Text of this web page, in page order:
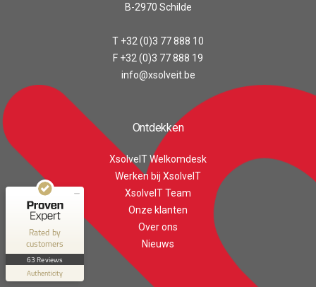
B-2970 Schilde
T +32 (0)3 77 888 10
F +32 (0)3 77 888 19
info@xsolveit.be
Ontdekken
XsolveIT Welkomdesk
Werken bij XsolveIT
XsolveIT Team
Onze klanten
Over ons
Nieuws
Rated by
customers
63 Reviews
Authenticity
Customer reviews and experiences for
XsolveIT
100%
Recommended on
ProvenExpert.com
4.56 / 5.00
43
Reviews on
ProvenExpert.com
20
Reviews from 1 other
source
View profile on
ProvenExpert.com